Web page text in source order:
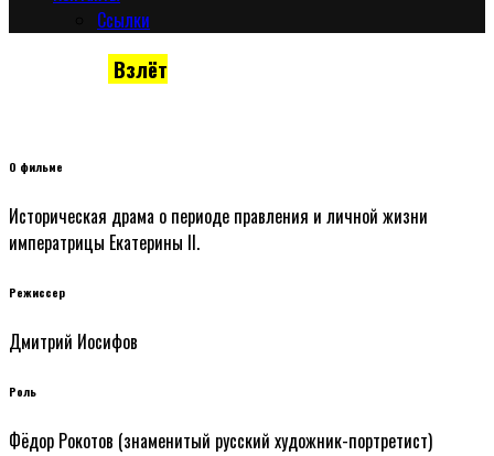
Сcылки
Взлёт
О фильме
Историческая драма о периоде правления и личной жизни
императрицы Екатерины II.
Режиссер
Дмитрий Иосифов
Роль
Фёдор Рокотов (знаменитый русский художник-портретист)